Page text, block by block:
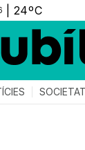
SOCIETAT